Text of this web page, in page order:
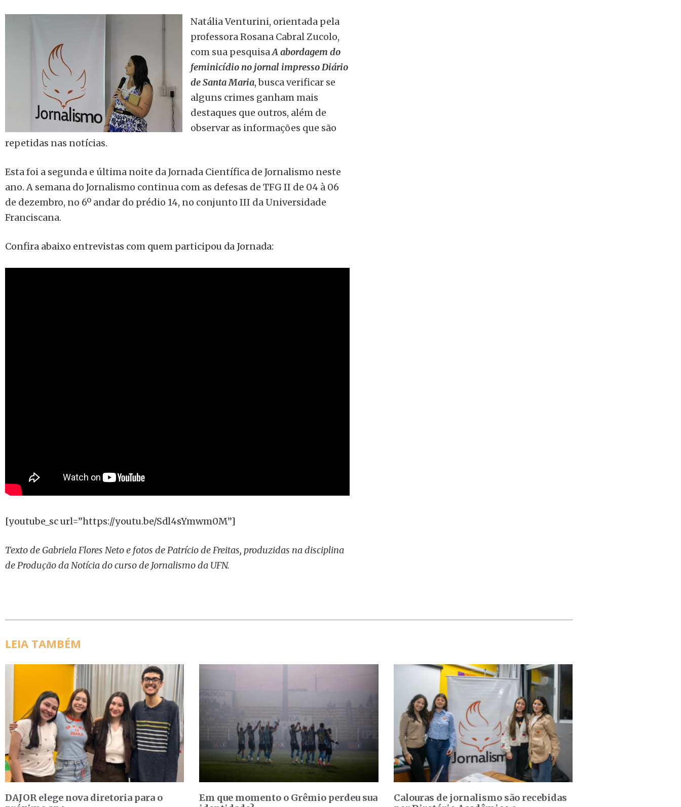
Natália Venturini, orientada pela
professora Rosana Cabral Zucolo,
com sua pesquisaA abordagem do
feminicídio no jornal impresso Diário
de Santa Maria, busca verificar se
alguns crimes ganham mais
destaques que outros, além de
observar as informações que são
repetidas nas notícias.
Esta foi a segunda e última noite da Jornada Científica de Jornalismo neste
ano. A semana do Jornalismo continua com as defesas de TFG II de 04 à 06
de dezembro, no 6º andar do prédio 14, no conjunto III da Universidade
Franciscana.
Confira abaixo entrevistas com quem participou da Jornada:
[youtube_sc url=”https://youtu.be/Sdl4sYmwm0M”]
Texto de Gabriela Flores Neto e fotos de Patrício de Freitas, produzidas na disciplina
de Produção da Notícia do curso de Jornalismo da UFN.
LEIA TAMBÉM
DAJOR elege nova diretoria para o
Em que momento o Grêmio perdeu sua
Calouras de jornalismo são recebidas